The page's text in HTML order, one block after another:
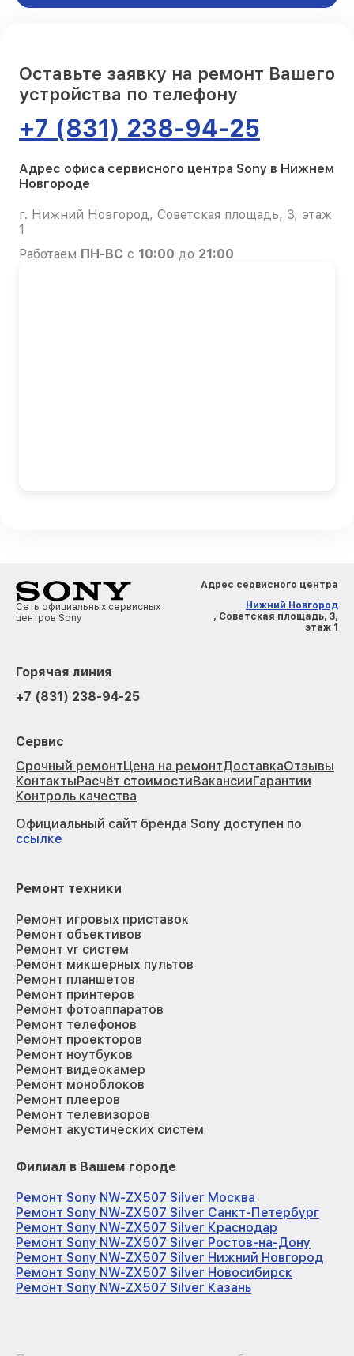
Оставьте заявку на ремонт Вашего
устройства по телефону
+7 (831) 238-94-25
Адрес офиса сервисного центра Sony в Нижнем
Новгороде
г. Нижний Новгород, Советская площадь, 3, этаж
1
Работаем ПН-ВС с 10:00 до 21:00
Сеть официальных сервисных
центров Sony
Адрес сервисного центра
Нижний Новгород
, Советская площадь, 3,
этаж 1
Горячая линия
+7 (831) 238-94-25
Сервис
Срочный ремонтЦена на ремонтДоставкаОтзывы
КонтактыРасчёт стоимостиВакансииГарантии
Контроль качества
Официальный сайт бренда Sony доступен по
ссылке
Ремонт техники
Ремонт игровых приставок
Ремонт объективов
Ремонт vr систем
Ремонт микшерных пультов
Ремонт планшетов
Ремонт принтеров
Ремонт фотоаппаратов
Ремонт телефонов
Ремонт проекторов
Ремонт ноутбуков
Ремонт видеокамер
Ремонт моноблоков
Ремонт плееров
Ремонт телевизоров
Ремонт акустических систем
Филиал в Вашем городе
Ремонт Sony NW-ZX507 Silver Москва
Ремонт Sony NW-ZX507 Silver Санкт-Петербург
Ремонт Sony NW-ZX507 Silver Краснодар
Ремонт Sony NW-ZX507 Silver Ростов-на-Дону
Ремонт Sony NW-ZX507 Silver Нижний Новгород
Ремонт Sony NW-ZX507 Silver Новосибирск
Ремонт Sony NW-ZX507 Silver Казань